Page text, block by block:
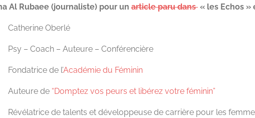
Al Rubaee (journaliste) pour un article paru dans « les Echos
Catherine Oberlé
Psy – Coach – Auteure – Conférencière
Fondatrice de l’Académie du Féminin
Auteure de “Domptez vos peurs et libérez votre féminin”
Révélatrice de talents et développeuse de carrière pour les